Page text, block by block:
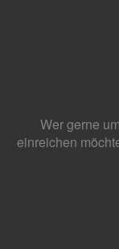
Wer gerne
einreichen